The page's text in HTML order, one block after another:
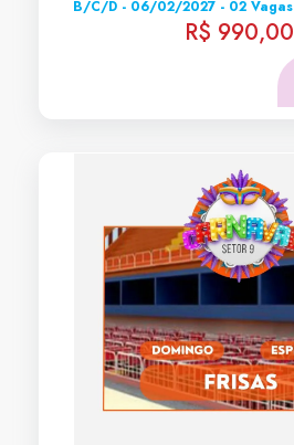
B/C/D - 06/02/2027 - 02 Vagas
R$ 990,00